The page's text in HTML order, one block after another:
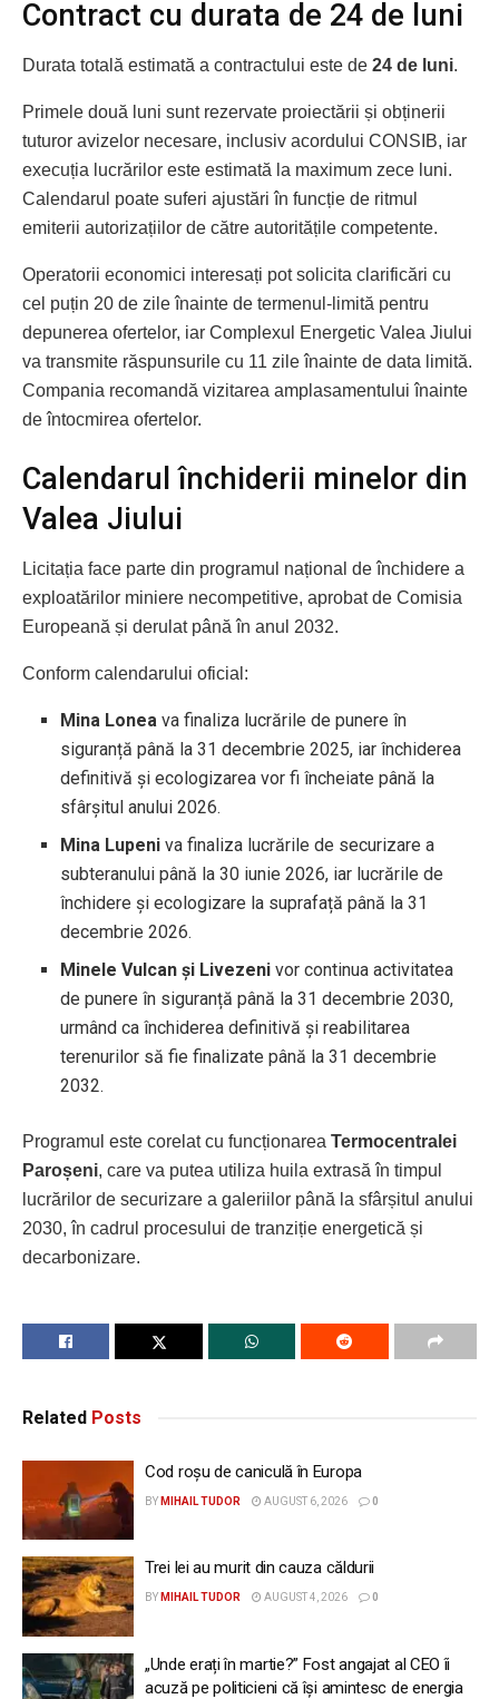
Contract cu durata de 24 de luni
Durata totală estimată a contractului este de 24 de luni.
Primele două luni sunt rezervate proiectării și obținerii
tuturor avizelor necesare, inclusiv acordului CONSIB, iar
execuția lucrărilor este estimată la maximum zece luni.
Calendarul poate suferi ajustări în funcție de ritmul
emiterii autorizațiilor de către autoritățile competente.
Operatorii economici interesați pot solicita clarificări cu
cel puțin 20 de zile înainte de termenul-limită pentru
depunerea ofertelor, iar Complexul Energetic Valea Jiului
va transmite răspunsurile cu 11 zile înainte de data limită.
Compania recomandă vizitarea amplasamentului înainte
de întocmirea ofertelor.
Calendarul închiderii minelor din
Valea Jiului
Licitația face parte din programul național de închidere a
exploatărilor miniere necompetitive, aprobat de Comisia
Europeană și derulat până în anul 2032.
Conform calendarului oficial:
Mina Lonea va finaliza lucrările de punere în
siguranță până la 31 decembrie 2025, iar închiderea
definitivă și ecologizarea vor fi încheiate până la
sfârșitul anului 2026.
Mina Lupeni va finaliza lucrările de securizare a
subteranului până la 30 iunie 2026, iar lucrările de
închidere și ecologizare la suprafață până la 31
decembrie 2026.
Minele Vulcan și Livezeni vor continua activitatea
de punere în siguranță până la 31 decembrie 2030,
urmând ca închiderea definitivă și reabilitarea
terenurilor să fie finalizate până la 31 decembrie
2032.
Programul este corelat cu funcționarea Termocentralei
Paroșeni, care va putea utiliza huila extrasă în timpul
lucrărilor de securizare a galeriilor până la sfârșitul anului
2030, în cadrul procesului de tranziție energetică și
decarbonizare.
Related Posts
Cod roșu de caniculă în Europa
BY MIHAIL TUDOR AUGUST 6, 2026 0
Trei lei au murit din cauza căldurii
BY MIHAIL TUDOR AUGUST 4, 2026 0
„Unde erați în martie?” Fost angajat al CEO îi
acuză pe politicieni că își amintesc de energia